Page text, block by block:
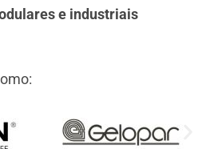
e industriais